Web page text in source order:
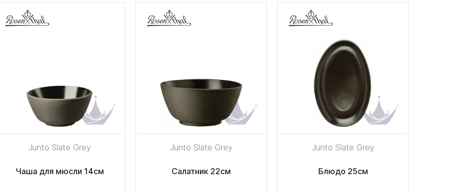
Junto Slate Grey
Чаша для мюсли 14см
Junto Slate Grey
Салатник 22см
Junto Slate Grey
Блюдо 25см